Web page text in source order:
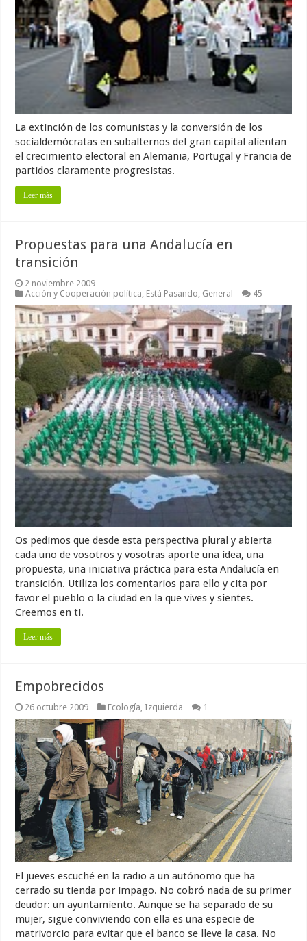
La extinción de los comunistas y la conversión de los
socialdemócratas en subalternos del gran capital alientan
el crecimiento electoral en Alemania, Portugal y Francia de
partidos claramente progresistas.
Leer más
Propuestas para una Andalucía en
transición
2 noviembre 2009
Acción y Cooperación política Está Pasando General 45
Os pedimos que desde esta perspectiva plural y abierta
cada uno de vosotros y vosotras aporte una idea, una
propuesta, una iniciativa práctica para esta Andalucía en
transición. Utiliza los comentarios para ello y cita por
favor el pueblo o la ciudad en la que vives y sientes.
Creemos en ti.
Leer más
Empobrecidos
26 octubre 2009 Ecología Izquierda 1
El jueves escuché en la radio a un autónomo que ha
cerrado su tienda por impago. No cobró nada de su primer
deudor: un ayuntamiento. Aunque se ha separado de su
mujer, sigue conviviendo con ella es una especie de
matrivorcio para evitar que el banco se lleve la casa. No